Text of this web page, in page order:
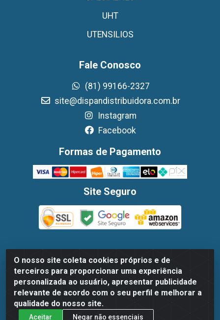
O nosso site coleta cookies próprios e de
terceiros para proporcionar uma experiência
personalizada ao usuário, apresentar publicidade
relevante de acordo com o seu perfil e melhorar a
qualidade do nosso site.
Aceitar Negar não essenciais
UHT
UTENSILIOS
Fale Conosco
(81) 99166-2327
site@dispandistribuidora.com.br
Instagram
Facebook
Formas de Pagamento
Site Seguro
Dispan Distribuidora de Alimentos LTDA - Avenida Marechal
Mascarenhas De Moraes, 1048- Imbiribeira, Recife/PE - CEP
51.170-000 - CNPJ 30.779.584/0003-78